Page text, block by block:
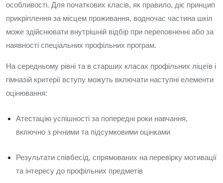
особливості. Для початкових класів, як правило, діє принцип
прикріплення за місцем проживання, водночас частина шкіл
може здійснювати внутрішній відбір при переповненні або за
наявності спеціальних профільних програм.
На середньому рівні та в старших класах профільних ліцеїв і
гімназій критерії вступу можуть включати наступні елементи
оцінювання:
Атестацію успішності за попередні роки навчання,
включно з річними та підсумковими оцінками
Результати співбесід, спрямованих на перевірку мотивації
та інтересу до профільних предметів